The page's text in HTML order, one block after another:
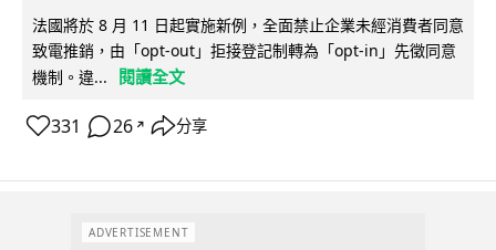
法國將於 8 月 11 日起實施新例，全面禁止企業未經消費者同意
致電推銷，由「opt-out」拒接登記制轉為「opt-in」先徵同意
機制。違...
閱讀全文
331 26 ↗ 分享
ADVERTISEMENT